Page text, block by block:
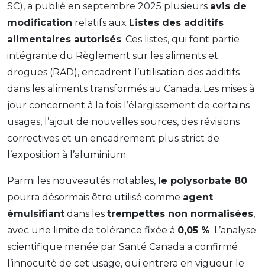
SC), a publié en septembre 2025 plusieurs avis de
modification relatifs aux Listes des additifs
alimentaires autorisés. Ces listes, qui font partie
intégrante du Règlement sur les aliments et
drogues (RAD), encadrent l’utilisation des additifs
dans les aliments transformés au Canada. Les mises à
jour concernent à la fois l’élargissement de certains
usages, l’ajout de nouvelles sources, des révisions
correctives et un encadrement plus strict de
l’exposition à l’aluminium.
Parmi les nouveautés notables, le polysorbate 80
pourra désormais être utilisé comme agent
émulsifiant dans les trempettes non normalisées,
avec une limite de tolérance fixée à 0,05 %. L’analyse
scientifique menée par Santé Canada a confirmé
l’innocuité de cet usage, qui entrera en vigueur le